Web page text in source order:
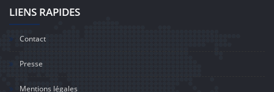
LIENS RAPIDES
Contact
Presse
Mentions légales